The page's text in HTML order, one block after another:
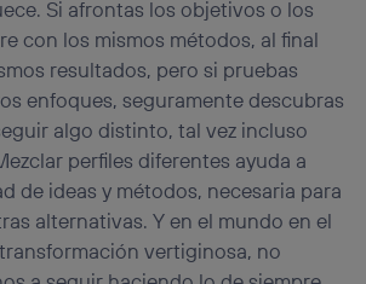
Si afrontas los objetivos o los
con los mismos métodos, al final
resultados, pero si pruebas
enfoques, seguramente descubras
algo distinto, tal vez incluso
perfiles diferentes ayuda a
de ideas y métodos, necesaria para
alternativas. Y en el mundo en el
vertiginosa, no